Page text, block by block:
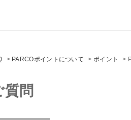
> PARCOポイントについて > ポイント >
問